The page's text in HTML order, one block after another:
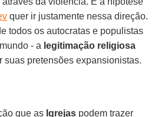
quer ir justamente nessa direção.
todos os autocratas e populistas
- a legitimação religiosa
suas pretensões expansionistas.
que as Igrejas podem trazer